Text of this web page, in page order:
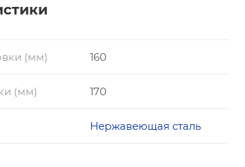
(мм) 160
(мм) 170
Нержавеющая сталь